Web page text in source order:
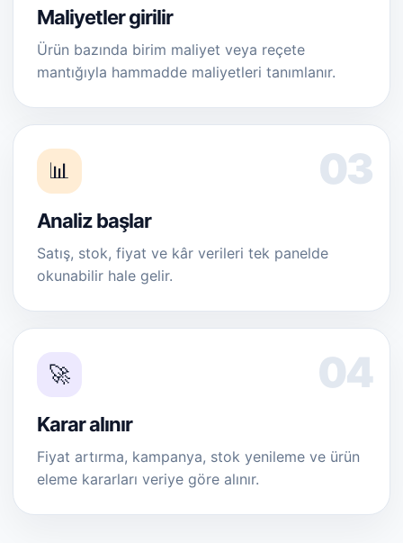
Maliyetler girilir
Ürün bazında birim maliyet veya reçete
mantığıyla hammadde maliyetleri tanımlanır.
📊
Analiz başlar
Satış, stok, fiyat ve kâr verileri tek panelde
okunabilir hale gelir.
🚀
Karar alınır
Fiyat artırma, kampanya, stok yenileme ve ürün
eleme kararları veriye göre alınır.